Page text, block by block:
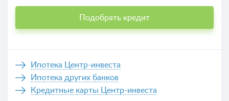
Подобрать кредит
Ипотека Центр-инвеста
Ипотека других банков
Кредитные карты Центр-инвеста